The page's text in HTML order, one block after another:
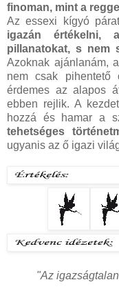
finoman, mint a
Az essexi kígyó
igazán értékelni,
pillanatokat, s nem
Azoknak ajánlanám,
nem csak pihentető
érdemes az alapos
ebben rejlik. A
hozzá és hamar a
tehetséges
ugyanis az ő igazi
"Az